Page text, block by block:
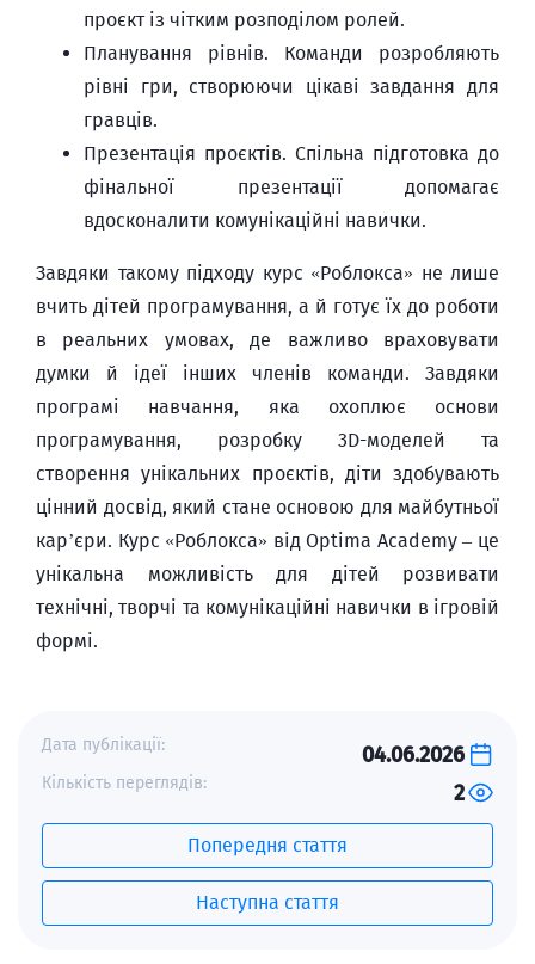
проєкт із чітким розподілом ролей.
Планування рівнів. Команди розробляють
рівні гри, створюючи цікаві завдання для
гравців.
Презентація проєктів. Спільна підготовка до
фінальної презентації допомагає
вдосконалити комунікаційні навички.
Завдяки такому підходу курс «Роблокса» не лише
вчить дітей програмування, а й готує їх до роботи
в реальних умовах, де важливо враховувати
думки й ідеї інших членів команди. Завдяки
програмі навчання, яка охоплює основи
програмування, розробку 3D-моделей та
створення унікальних проєктів, діти здобувають
цінний досвід, який стане основою для майбутньої
кар’єри. Курс «Роблокса» від Optima Academy – це
унікальна можливість для дітей розвивати
технічні, творчі та комунікаційні навички в ігровій
формі.
Дата публікації: 04.06.2026
Кількість переглядів: 2
Попередня стаття
Наступна стаття